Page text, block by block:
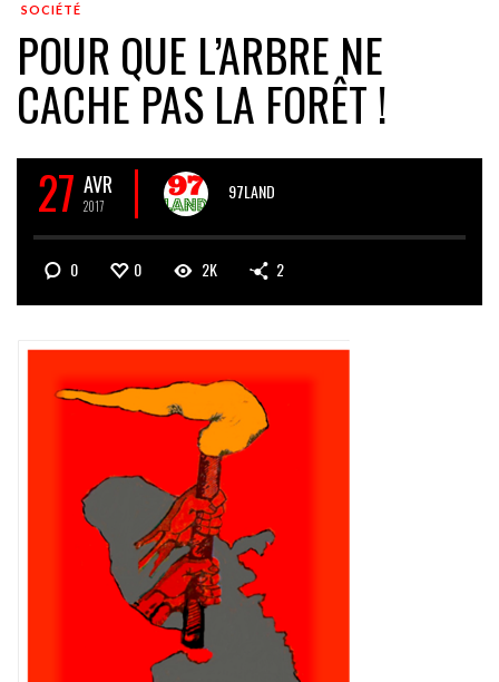
SOCIÉTÉ
POUR QUE L’ARBRE NE
CACHE PAS LA FORÊT !
27 AVR
2017
97LAND
0 0 2K 2